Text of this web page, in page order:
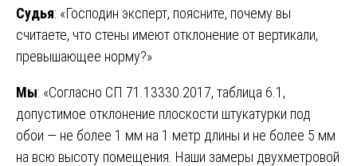
Судья: «Господин эксперт, поясните, почему вы
считаете, что стены имеют отклонение от вертикали,
превышающее норму?»
Мы: «Согласно СП 71.13330.2017, таблица 6.1,
допустимое отклонение плоскости штукатурки под
обои — не более 1 мм на 1 метр длины и не более 5 мм
на всю высоту помещения. Наши замеры двухметровой